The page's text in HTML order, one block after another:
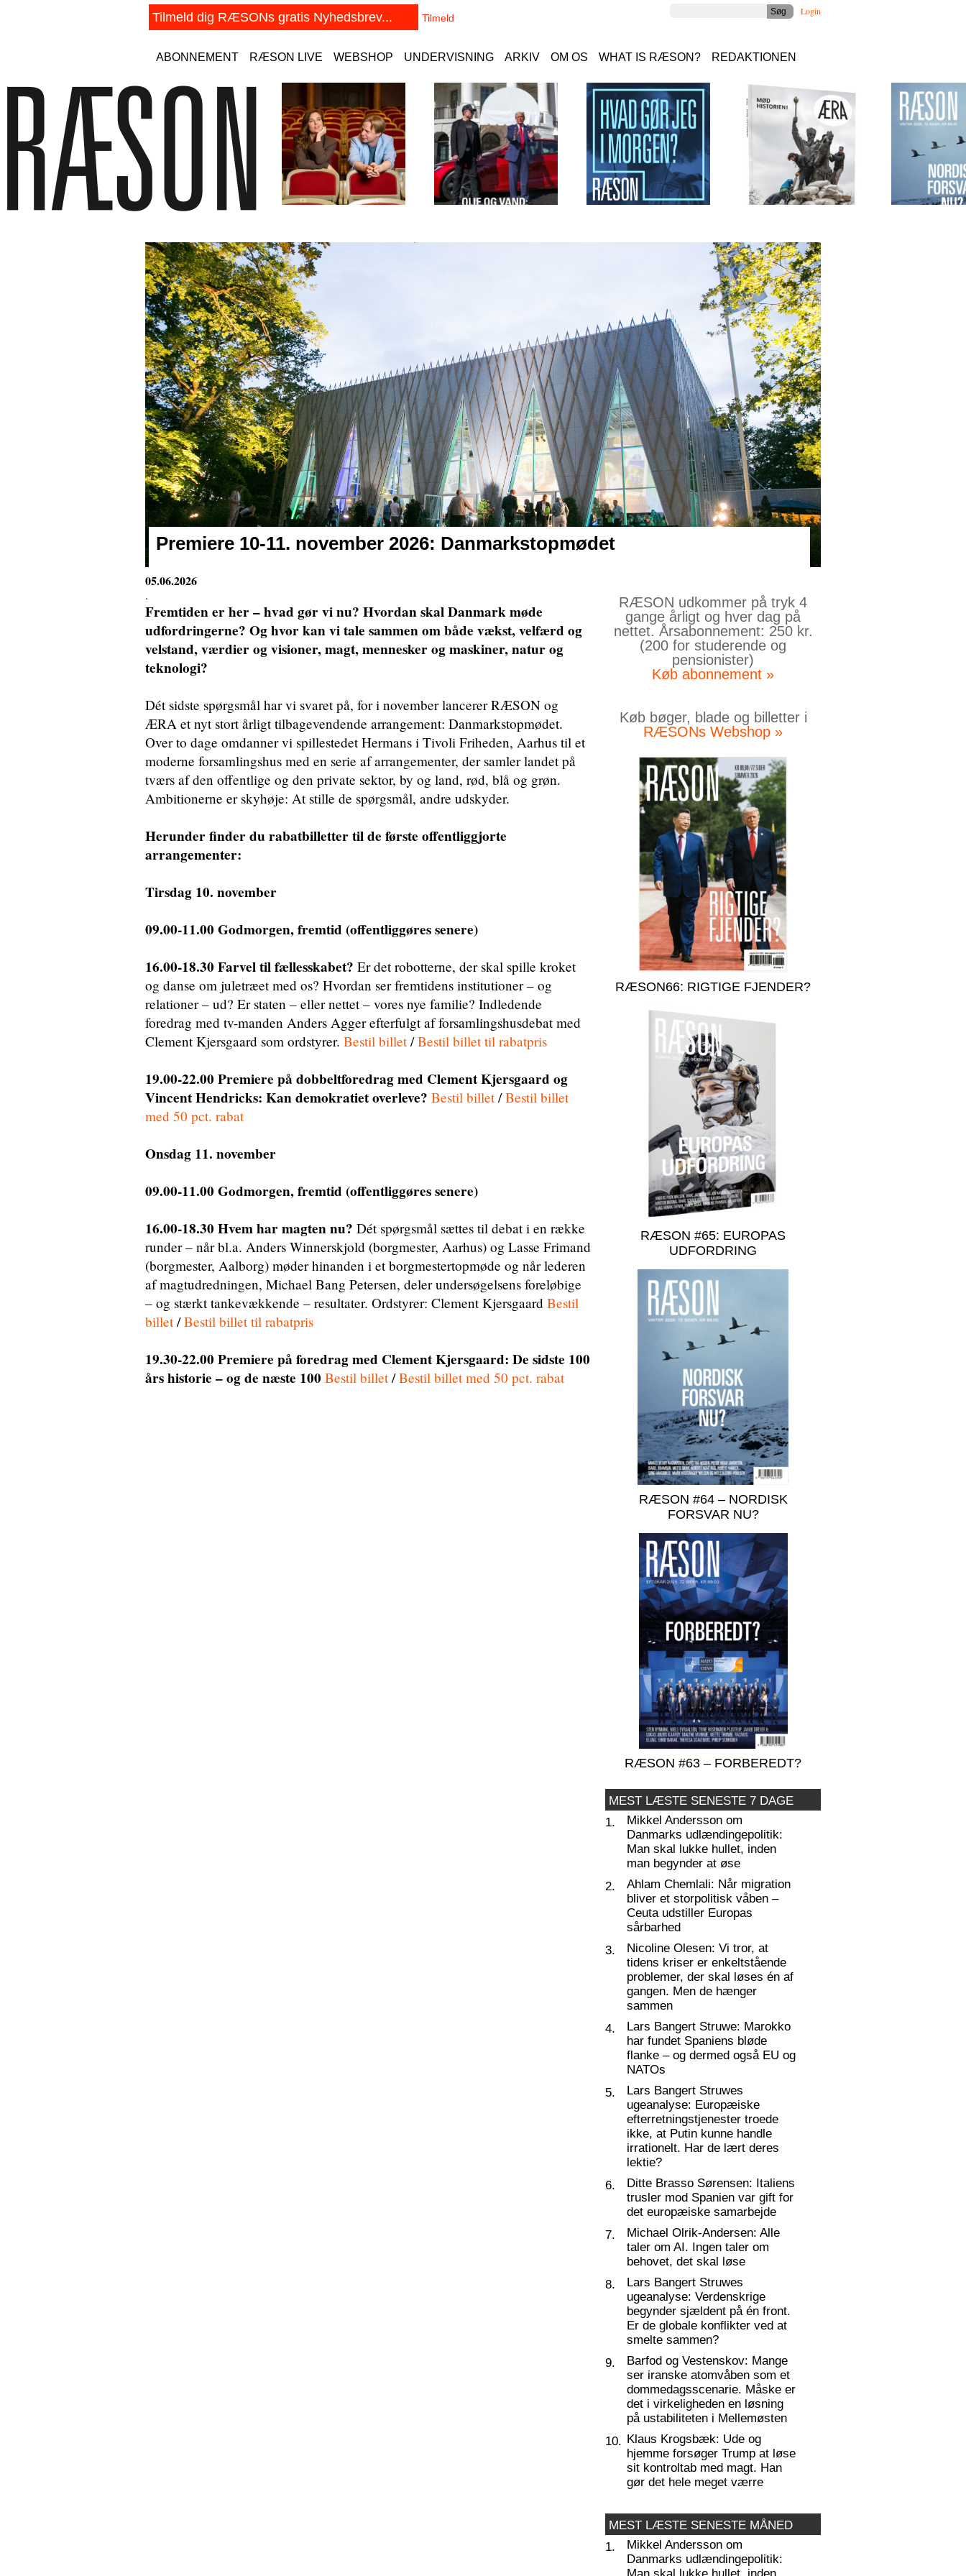
Login
ABONNEMENT RÆSON LIVE WEBSHOP UNDERVISNING ARKIV OM OS WHAT IS RÆSON? REDAKTIONEN
Premiere 10-11. november 2026: Danmarkstopmødet
05.06.2026
.
Fremtiden er her – hvad gør vi nu? Hvordan skal Danmark møde
udfordringerne? Og hvor kan vi tale sammen om både vækst, velfærd og
velstand, værdier og visioner, magt, mennesker og maskiner, natur og
teknologi?
Dét sidste spørgsmål har vi svaret på, for i november lancerer RÆSON og
ÆRA et nyt stort årligt tilbagevendende arrangement: Danmarkstopmødet.
Over to dage omdanner vi spillestedet Hermans i Tivoli Friheden, Aarhus til et
moderne forsamlingshus med en serie af arrangementer, der samler landet på
tværs af den offentlige og den private sektor, by og land, rød, blå og grøn.
Ambitionerne er skyhøje: At stille de spørgsmål, andre udskyder.
Herunder finder du rabatbilletter til de første offentliggjorte
arrangementer:
Tirsdag 10. november
09.00-11.00 Godmorgen, fremtid (offentliggøres senere)
16.00-18.30 Farvel til fællesskabet? Er det robotterne, der skal spille kroket
og danse om juletræet med os? Hvordan ser fremtidens institutioner – og
relationer – ud? Er staten – eller nettet – vores nye familie? Indledende
foredrag med tv-manden Anders Agger efterfulgt af forsamlingshusdebat med
Clement Kjersgaard som ordstyrer. Bestil billet/Bestil billet til rabatpris
19.00-22.00 Premiere på dobbeltforedrag med Clement Kjersgaard og
Vincent Hendricks: Kan demokratiet overleve? Bestil billet/Bestil billet
med 50 pct. rabat
Onsdag 11. november
09.00-11.00 Godmorgen, fremtid (offentliggøres senere)
16.00-18.30 Hvem har magten nu? Dét spørgsmål sættes til debat i en række
runder – når bl.a. Anders Winnerskjold (borgmester, Aarhus) og Lasse Frimand
(borgmester, Aalborg) møder hinanden i et borgmestertopmøde og når lederen
af magtudredningen, Michael Bang Petersen, deler undersøgelsens foreløbige
– og stærkt tankevækkende – resultater. Ordstyrer: Clement Kjersgaard Bestil
billet/Bestil billet til rabatpris
19.30-22.00 Premiere på foredrag med Clement Kjersgaard: De sidste 100
års historie – og de næste 100 Bestil billet/Bestil billet med 50 pct. rabat
RÆSON udkommer på tryk 4
gange årligt og hver dag på
nettet. Årsabonnement: 250 kr.
(200 for studerende og
pensionister)
Køb abonnement »
Køb bøger, blade og billetter i
RÆSONs Webshop »
RÆSON66: RIGTIGE FJENDER?
RÆSON #65: EUROPAS
UDFORDRING
RÆSON #64 – NORDISK
FORSVAR NU?
RÆSON #63 – FORBEREDT?
MEST LÆSTE SENESTE 7 DAGE
1.
Mikkel Andersson om
Danmarks udlændingepolitik:
Man skal lukke hullet, inden
man begynder at øse
2.
Ahlam Chemlali: Når migration
bliver et storpolitisk våben –
Ceuta udstiller Europas
sårbarhed
3.
Nicoline Olesen: Vi tror, at
tidens kriser er enkeltstående
problemer, der skal løses én af
gangen. Men de hænger
sammen
4.
Lars Bangert Struwe: Marokko
har fundet Spaniens bløde
flanke – og dermed også EU og
NATOs
5.
Lars Bangert Struwes
ugeanalyse: Europæiske
efterretningstjenester troede
ikke, at Putin kunne handle
irrationelt. Har de lært deres
lektie?
6.
Ditte Brasso Sørensen: Italiens
trusler mod Spanien var gift for
det europæiske samarbejde
7.
Michael Olrik-Andersen: Alle
taler om AI. Ingen taler om
behovet, det skal løse
8.
Lars Bangert Struwes
ugeanalyse: Verdenskrige
begynder sjældent på én front.
Er de globale konflikter ved at
smelte sammen?
9.
Barfod og Vestenskov: Mange
ser iranske atomvåben som et
dommedagsscenarie. Måske er
det i virkeligheden en løsning
på ustabiliteten i Mellemøsten
10. Klaus Krogsbæk: Ude og
hjemme forsøger Trump at løse
sit kontroltab med magt. Han
gør det hele meget værre
MEST LÆSTE SENESTE MÅNED
1.
Mikkel Andersson om
Danmarks udlændingepolitik: